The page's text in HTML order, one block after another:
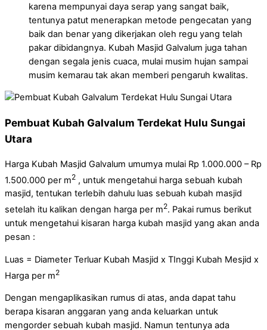
karena mempunyai daya serap yang sangat baik,
tentunya patut menerapkan metode pengecatan yang
baik dan benar yang dikerjakan oleh regu yang telah
pakar dibidangnya. Kubah Masjid Galvalum juga tahan
dengan segala jenis cuaca, mulai musim hujan sampai
musim kemarau tak akan memberi pengaruh kwalitas.
Pembuat Kubah Galvalum Terdekat Hulu Sungai
Utara
Harga Kubah Masjid Galvalum umumya mulai Rp 1.000.000 – Rp
1.500.000 per m2 , untuk mengetahui harga sebuah kubah
masjid, tentukan terlebih dahulu luas sebuah kubah masjid
setelah itu kalikan dengan harga per m2. Pakai rumus berikut
untuk mengetahui kisaran harga kubah masjid yang akan anda
pesan :
Luas = Diameter Terluar Kubah Masjid x TInggi Kubah Mesjid x
Harga per m2
Dengan mengaplikasikan rumus di atas, anda dapat tahu
berapa kisaran anggaran yang anda keluarkan untuk
mengorder sebuah kubah masjid. Namun tentunya ada